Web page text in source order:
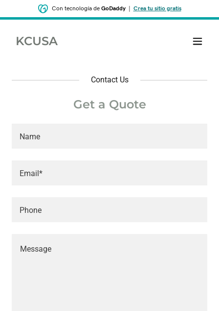
Con tecnología de GoDaddy| Crea tu sitio gratis
KCUSA
Contact Us
Get a Quote
Name
Email*
Phone